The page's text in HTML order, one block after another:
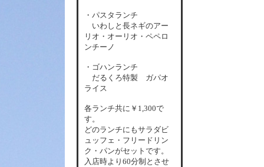
・パスタランチ
いわしと長ネギのアー
リオ・オーリオ・ペペロ
ンチーノ
・ゴハンランチ
だるくろ特製 ガパオ
ライス
各ランチ共に￥1,300で
す。
どのランチにもサラダビ
ュッフェ・フリードリン
ク・パンがセットです。
入店時より60分制とさせ